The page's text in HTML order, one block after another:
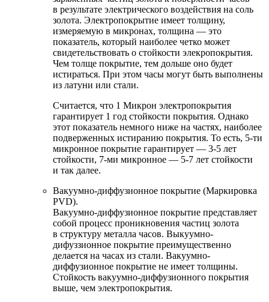
в результате электрического воздействия на соль
золота. Электропокрытие имеет толщину,
измеряемую в микронах, толщина — это
показатель, который наиболее четко может
свидетельствовать о стойкости элекропокрытия.
Чем толще покрытие, тем дольше оно будет
истираться. При этом часы могут быть выполнены
из латуни или стали.
Считается, что 1 Микрон электропокрытия
гарантирует 1 год стойкости покрытия. Однако
этот показатель немного ниже на частях, наиболее
подверженных истиранию покрытия. То есть, 5-ти
микронное покрытие гарантирует — 3-5 лет
стойкости, 7-ми микронное — 5-7 лет стойкости
и так далее.
Вакуумно-диффузионное покрытие (Маркировка
PVD).
Вакуумно-диффузионное покрытие представляет
собой процесс проникновения частиц золота
в структуру металла часов. Выкуумно-
дифуззионное покрытие преимущественно
делается на часах из стали. Вакуумно-
диффузионное покрытие не имеет толщины.
Стойкость вакуумно-диффузионного покрытия
выше, чем электропокрытия.